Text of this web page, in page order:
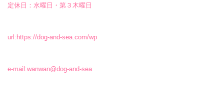
定休日：水曜日・第３木曜日
url: https://dog-and-sea.com/wp
e-mail:wanwan@dog-and-sea